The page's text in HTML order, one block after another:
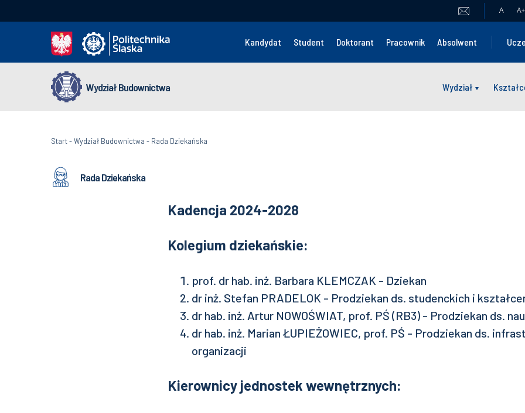
A A+
Kandydat Student Doktorant Pracownik Absolwent
Wydział Budownictwa Wydział
Start-Wydział Budownictwa - Rada Dziekańska
Rada Dziekańska
Kadencja 2024-2028
Kolegium dziekańskie:
prof. dr hab. inż. Barbara KLEMCZAK - Dziekan
dr inż. Stefan PRADELOK - Prodziekan ds. studenckich i
dr hab. inż. Artur NOWOŚWIAT, prof. PŚ (RB3) - Prodziekan ds.
dr hab. inż. Marian ŁUPIEŻOWIEC, prof. PŚ - Prodziekan ds.
organizacji
Kierownicy jednostek wewnętrznych: